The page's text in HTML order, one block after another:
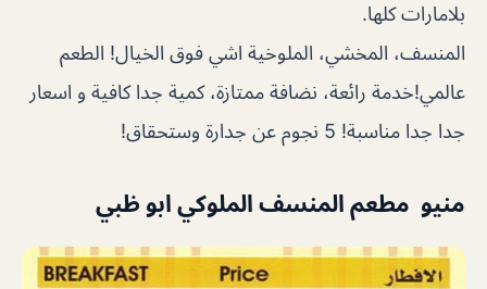
بلامارات كلها.
المنسف، المخشي، الملوخية اشي فوق الخيال! الطعم
عالمي!خدمة رائعة، نضافة ممتازة، كمية جدا كافية و اسعار
جدا جدا مناسبة! 5 نجوم عن جدارة وستحقاق!
منيو مطعم المنسف الملوكي ابو ظبي